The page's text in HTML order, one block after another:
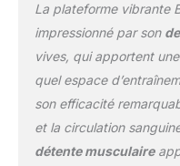
La plateforme vibrante
impressionné par son
vives, qui apportent
quel espace
son efficacité
et la circulation
détente musculaire